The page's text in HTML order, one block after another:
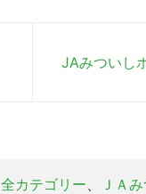
JAみついし
全カテゴリー ＪＡ